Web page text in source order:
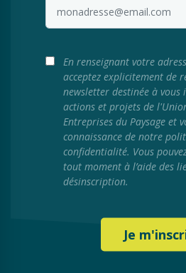
En renseignant votre
acceptez explicitement de
newsletter destinée à vous
actions et projets de
Entreprises du Paysage et
connaissance de notre
confidentialité. Vous
tout moment à l’aide des
désinscription.